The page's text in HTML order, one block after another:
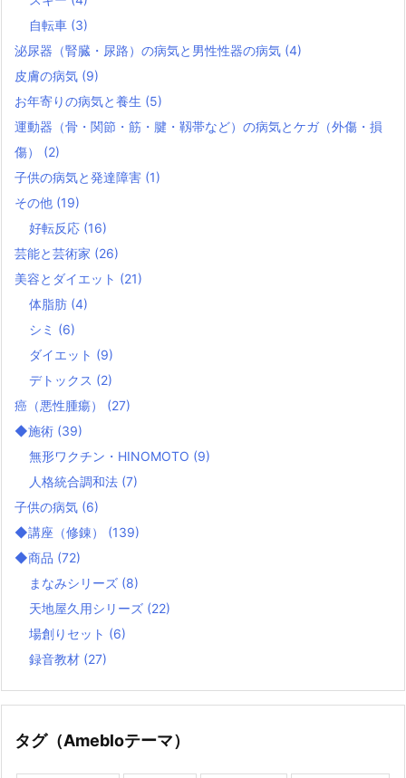
自転車 (3)
泌尿器（腎臓・尿路）の病気と男性性器の病気 (4)
皮膚の病気 (9)
お年寄りの病気と養生 (5)
運動器（骨・関節・筋・腱・靱帯など）の病気とケガ（外傷・損
傷） (2)
子供の病気と発達障害 (1)
その他 (19)
好転反応 (16)
芸能と芸術家 (26)
美容とダイエット (21)
体脂肪 (4)
シミ (6)
ダイエット (9)
デトックス (2)
癌（悪性腫瘍） (27)
◆施術 (39)
無形ワクチン・HINOMOTO (9)
人格統合調和法 (7)
子供の病気 (6)
◆講座（修錬） (139)
◆商品 (72)
まなみシリーズ (8)
天地屋久用シリーズ (22)
場創りセット (6)
録音教材 (27)
タグ（Amebloテーマ）